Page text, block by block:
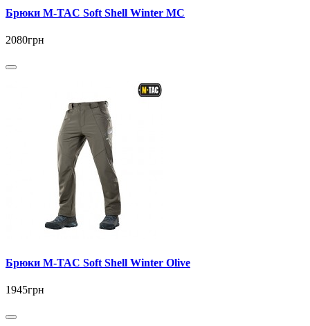
Брюки M-TAC Soft Shell Winter MС
2080грн
Брюки M-TAC Soft Shell Winter Olive
1945грн